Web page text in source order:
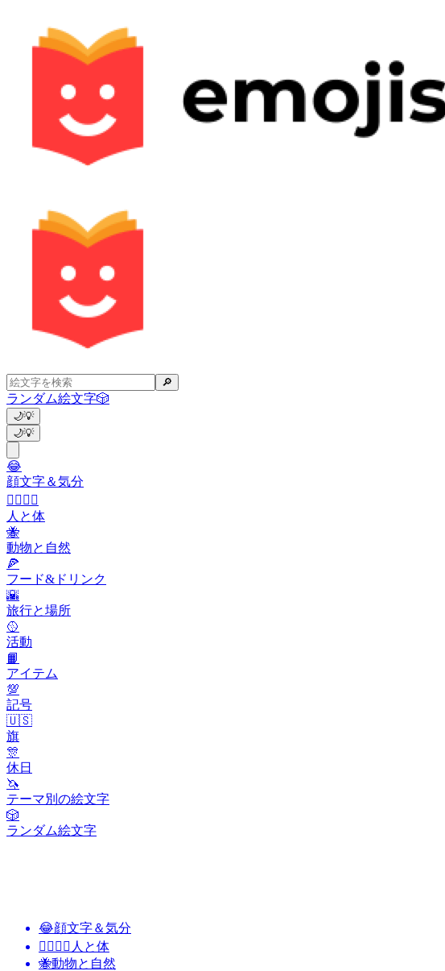
🔎
ランダム絵文字🎲
🌙💡
🌙💡
😂
顔文字＆気分
👩‍❤️‍💋‍👨
人と体
🐝
動物と自然
🍕
フード&ドリンク
🌇
旅行と場所
🥎
活動
📙
アイテム
💯
記号
🇺🇸
旗
🎊
休日
🦄
テーマ別の絵文字
🎲
ランダム絵文字
😂顔文字＆気分
👩‍❤️‍💋‍👨 人と体
🐝動物と自然